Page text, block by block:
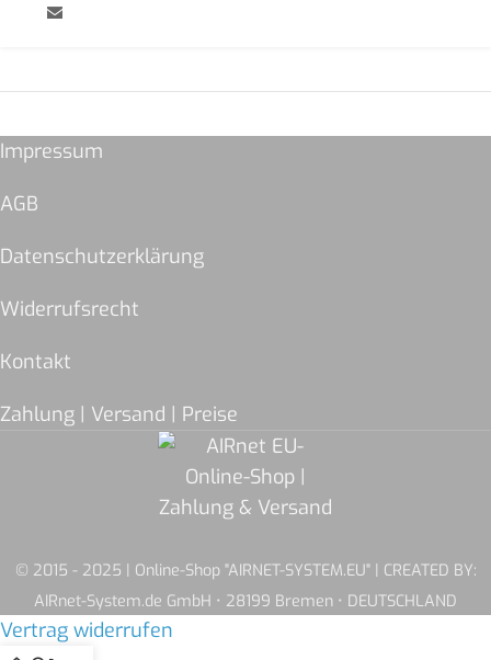
Impressum
AGB
Datenschutzerklärung
Widerrufsrecht
Kontakt
Zahlung | Versand | Preise
© 2015 - 2025 | Online-Shop "AIRNET-SYSTEM.EU" | CREATED BY:
AIRnet-System.de GmbH • 28199 Bremen • DEUTSCHLAND
Vertrag widerrufen